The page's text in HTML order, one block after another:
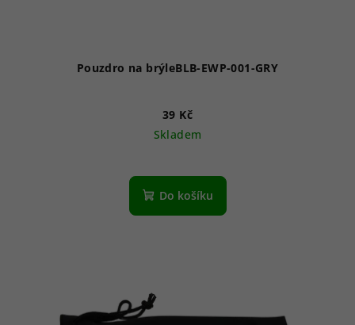
Pouzdro na brýleBLB-EWP-001-GRY
39 Kč
Skladem
Do košíku